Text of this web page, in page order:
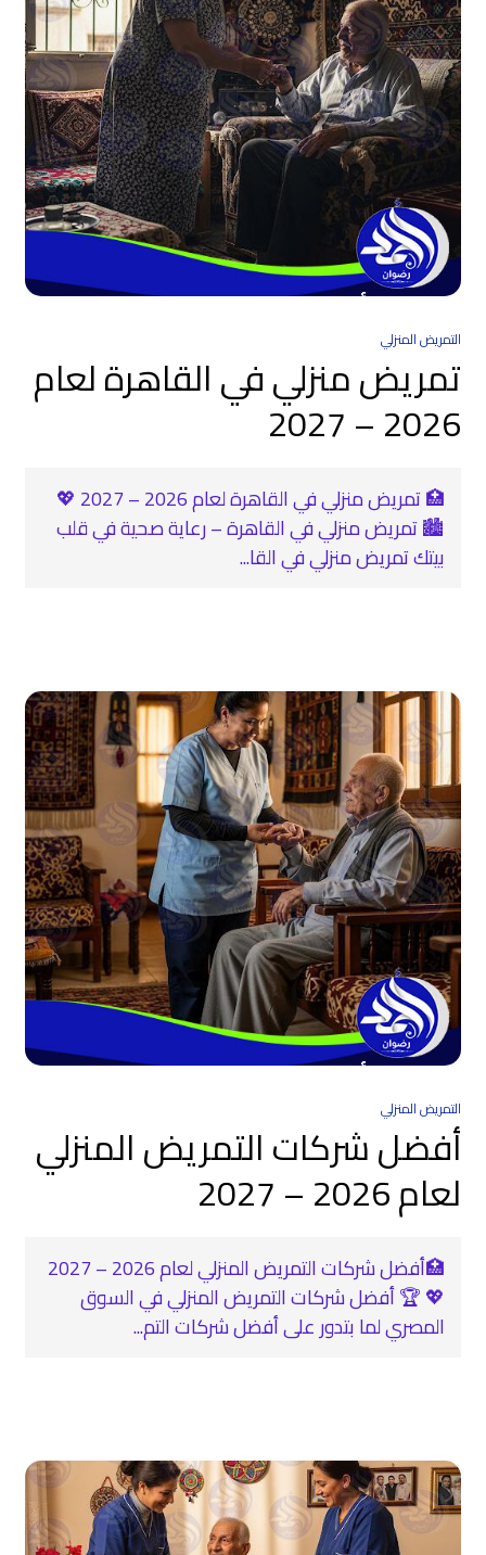
التمريض المنزلي
تمريض منزلي في القاهرة لعام
2026 – 2027
🏥 تمريض منزلي في القاهرة لعام 2026 – 2027 💖
🏙️ تمريض منزلي في القاهرة – رعاية صحية في قلب
بيتك تمريض منزلي في القا...
التمريض المنزلي
أفضل شركات التمريض المنزلي
لعام 2026 – 2027
🏥أفضل شركات التمريض المنزلي لعام 2026 – 2027
💖 🏆 أفضل شركات التمريض المنزلي في السوق
المصري لما بتدور على أفضل شركات التم...